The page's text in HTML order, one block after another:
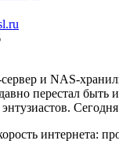
и NAS-
перестал быть